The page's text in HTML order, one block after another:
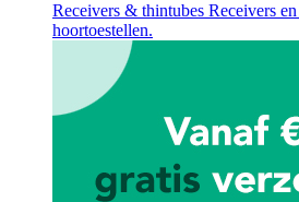
Receivers & thintubes Receivers
hoortoestellen.